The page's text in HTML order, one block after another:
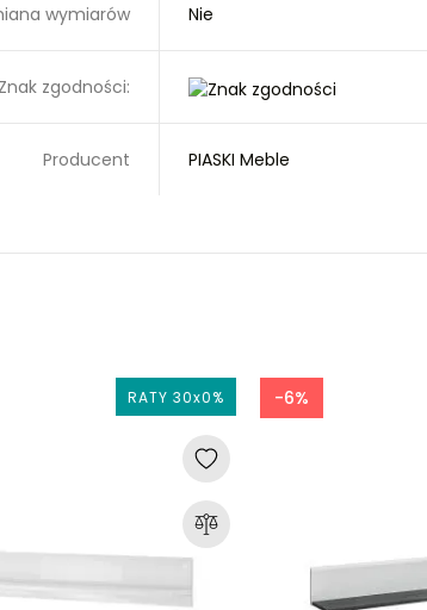
wymiarów Nie
Znak zgodności:
Producent PIASKI Meble
RATY 30x0% -6%